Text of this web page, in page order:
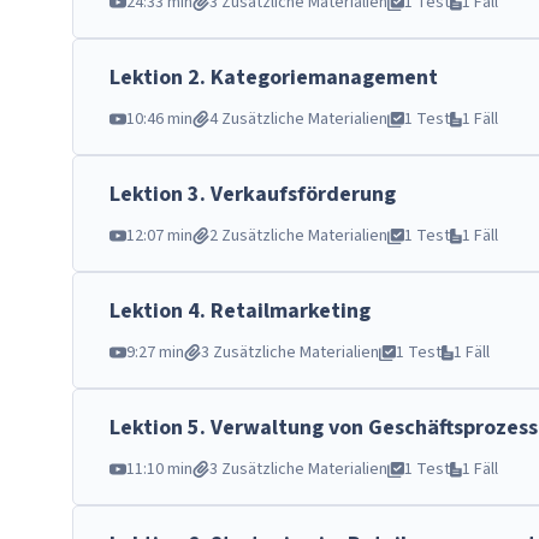
Lektion 2. Kategoriemanagement
10:46 min 4 Zusätzliche Materialien 1 Test 1 Fäll
Lektion 3. Verkaufsförderung
12:07 min 2 Zusätzliche Materialien 1 Test 1 Fäll
Lektion 4. Retailmarketing
9:27 min 3 Zusätzliche Materialien 1 Test 1 Fäll
Lektion 5. Verwaltung von
11:10 min 3 Zusätzliche Materialien 1 Test 1 Fäll